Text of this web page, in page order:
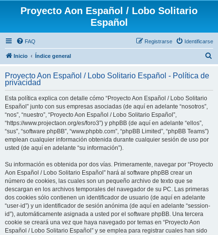
Proyecto Aon Español / Lobo Solitario
Español
FAQ Identificarse
Registrarse
Inicio Índice general
c
Proyecto Aon Español / Lobo Solitario Español - Política de
privacidad
Esta política explica con detalle cómo “Proyecto Aon Español / Lobo Solitario
Español” junto con sus empresas asociadas (de aquí en adelante “nosotros”,
“nos”, “nuestro”, “Proyecto Aon Español / Lobo Solitario Español”,
“https://www.projectaon.org/es/foro3”) y phpBB (de aquí en adelante “ellos”,
“sus”, “software phpBB”, “www.phpbb.com”, “phpBB Limited”, “phpBB Teams”)
emplean cualquier información obtenida durante cualquier sesión de uso por
usted (de aquí en adelante “su información”).
Su información es obtenida por dos vías. Primeramente, navegar por “Proyecto
Aon Español / Lobo Solitario Español” hará al software phpBB crear un
número de cookies, las cuales son un pequeño archivo de texto que se
descargan en los archivos temporales del navegador de su PC. Las primeras
dos cookies sólo contienen un identificador de usuario (de aquí en adelante
“user-id”) y un identificador de sesión anónima (de aquí en adelante “session-
id”), automáticamente asignada a usted por el software phpBB. Una tercera
cookie se creará una vez que haya navegado por temas en “Proyecto Aon
Español / Lobo Solitario Español” y se emplea para registrar cuales han sido